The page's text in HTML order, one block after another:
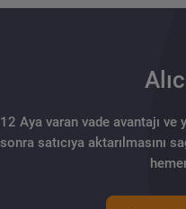
12 Aya varan vade avantajı
sonra satıcıya aktarılmasını